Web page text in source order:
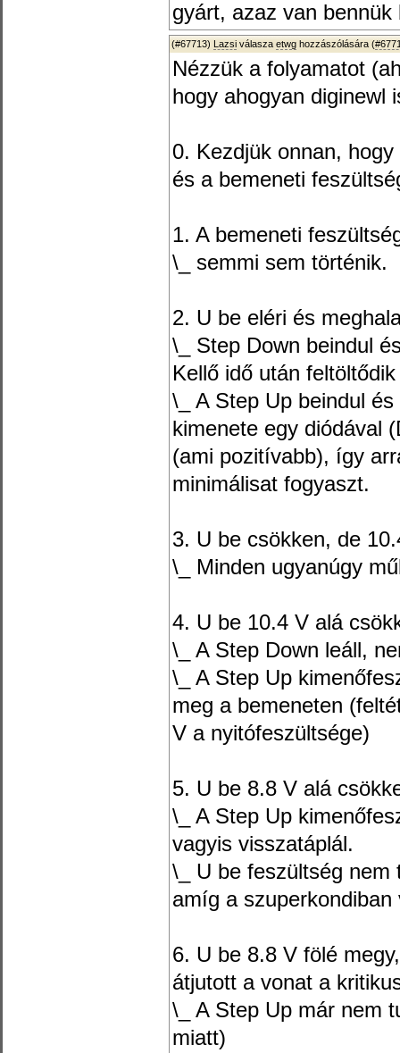
gyárt, azaz van
(#67713) Lazsi válasza etwg hozzászólására (
Nézzük a folyamatot
hogy ahogyan diginewl
0. Kezdjük onnan,
és a bemeneti
1. A bemeneti
\_ semmi sem történik.
2. U be eléri és
\_ Step Down beindul
Kellő idő után
\_ A Step Up beindul
kimenete egy diódával
(ami pozitívabb), így
minimálisat fogyaszt.
3. U be csökken, de
\_ Minden ugyanúgy
4. U be 10.4 V alá
\_ A Step Down leáll,
\_ A Step Up
meg a bemeneten
V a nyitófeszültsége)
5. U be 8.8 V alá
\_ A Step Up
vagyis visszatáplál.
\_ U be feszültség nem
amíg a szuperkondiban
6. U be 8.8 V fölé
átjutott a vonat a
\_ A Step Up már nem
miatt)